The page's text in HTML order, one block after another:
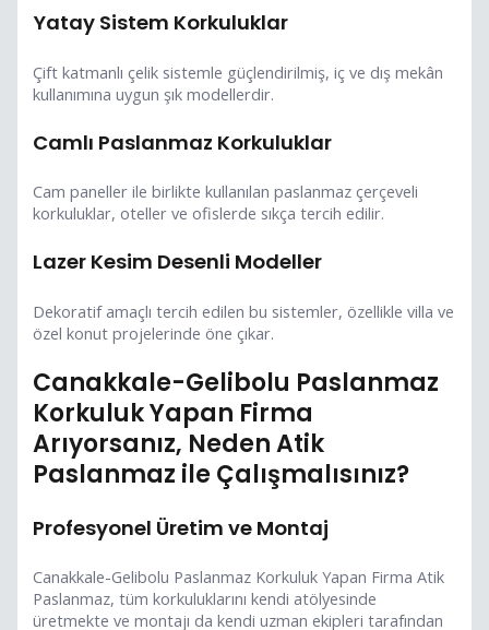
Yatay Sistem Korkuluklar
Çift katmanlı çelik sistemle güçlendirilmiş, iç ve dış mekân
kullanımına uygun şık modellerdir.
Camlı Paslanmaz Korkuluklar
Cam paneller ile birlikte kullanılan paslanmaz çerçeveli
korkuluklar, oteller ve ofislerde sıkça tercih edilir.
Lazer Kesim Desenli Modeller
Dekoratif amaçlı tercih edilen bu sistemler, özellikle villa ve
özel konut projelerinde öne çıkar.
Canakkale-Gelibolu Paslanmaz
Korkuluk Yapan Firma
Arıyorsanız, Neden Atik
Paslanmaz ile Çalışmalısınız?
Profesyonel Üretim ve Montaj
Canakkale-Gelibolu Paslanmaz Korkuluk Yapan Firma Atik
Paslanmaz, tüm korkuluklarını kendi atölyesinde
üretmekte ve montajı da kendi uzman ekipleri tarafından